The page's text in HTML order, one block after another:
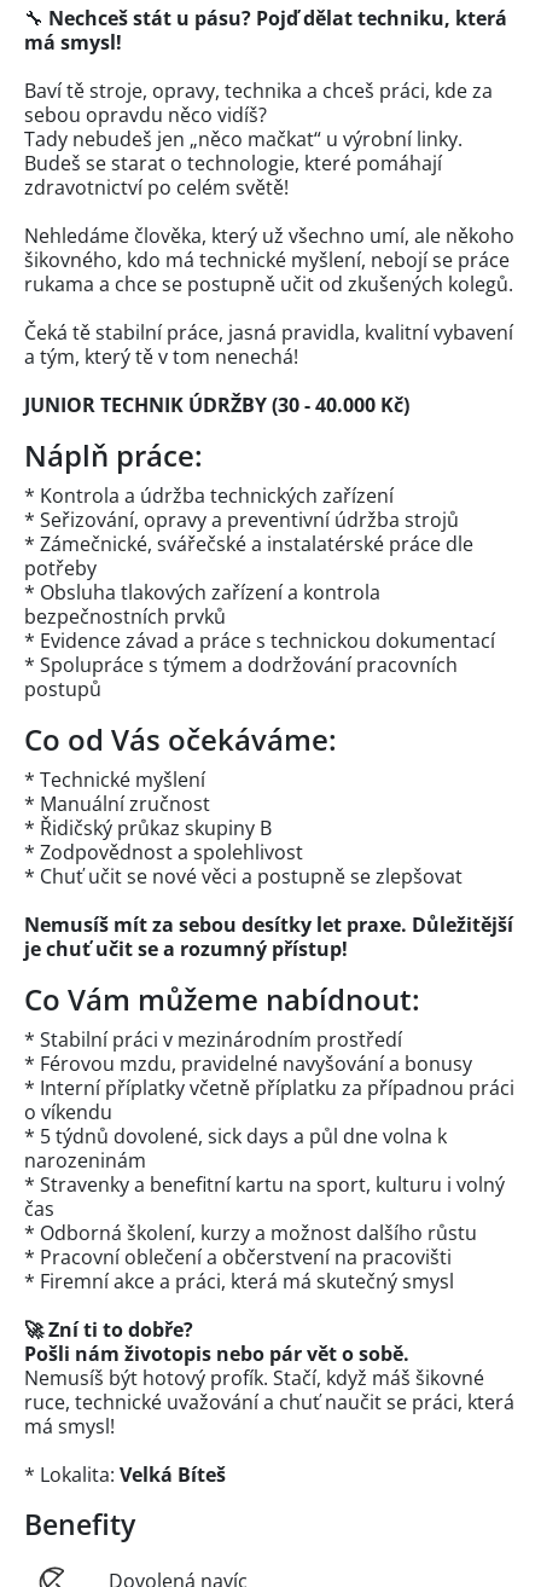
🔧 Nechceš stát u pásu? Pojď dělat techniku, která
má smysl!
Baví tě stroje, opravy, technika a chceš práci, kde za
sebou opravdu něco vidíš?
Tady nebudeš jen „něco mačkat“ u výrobní linky.
Budeš se starat o technologie, které pomáhají
zdravotnictví po celém světě!
Nehledáme člověka, který už všechno umí, ale někoho
šikovného, kdo má technické myšlení, nebojí se práce
rukama a chce se postupně učit od zkušených kolegů.
Čeká tě stabilní práce, jasná pravidla, kvalitní vybavení
a tým, který tě v tom nenechá!
JUNIOR TECHNIK ÚDRŽBY (30 - 40.000 Kč)
Náplň práce:
* Kontrola a údržba technických zařízení
* Seřizování, opravy a preventivní údržba strojů
* Zámečnické, svářečské a instalatérské práce dle
potřeby
* Obsluha tlakových zařízení a kontrola
bezpečnostních prvků
* Evidence závad a práce s technickou dokumentací
* Spolupráce s týmem a dodržování pracovních
postupů
Co od Vás očekáváme:
* Technické myšlení
* Manuální zručnost
* Řidičský průkaz skupiny B
* Zodpovědnost a spolehlivost
* Chuť učit se nové věci a postupně se zlepšovat
Nemusíš mít za sebou desítky let praxe. Důležitější
je chuť učit se a rozumný přístup!
Co Vám můžeme nabídnout:
* Stabilní práci v mezinárodním prostředí
* Férovou mzdu, pravidelné navyšování a bonusy
* Interní příplatky včetně příplatku za případnou práci
o víkendu
* 5 týdnů dovolené, sick days a půl dne volna k
narozeninám
* Stravenky a benefitní kartu na sport, kulturu i volný
čas
* Odborná školení, kurzy a možnost dalšího růstu
* Pracovní oblečení a občerstvení na pracovišti
* Firemní akce a práci, která má skutečný smysl
🚀 Zní ti to dobře?
Pošli nám životopis nebo pár vět o sobě.
Nemusíš být hotový profík. Stačí, když máš šikovné
ruce, technické uvažování a chuť naučit se práci, která
má smysl!
* Lokalita: Velká Bíteš
Benefity
Dovolená navíc